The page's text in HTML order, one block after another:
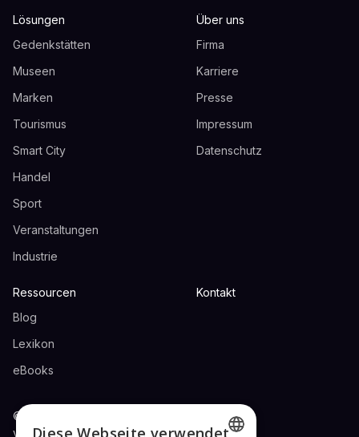
Lösungen
Gedenkstätten
Museen
Marken
Tourismus
Smart City
Handel
Sport
Veranstaltungen
Industrie
Über uns
Firma
Karriere
Presse
Impressum
Datenschutz
Ressourcen
Blog
Lexikon
eBooks
Kontakt
© 2024 ZAUBAR UG. Alle Rechte
vorbehalten.
Diese Webseite verwendet